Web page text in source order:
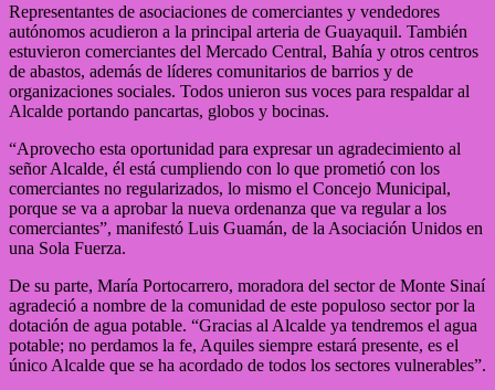
Representantes de asociaciones de comerciantes y vendedores
autónomos acudieron a la principal arteria de Guayaquil. También
estuvieron comerciantes del Mercado Central, Bahía y otros centros
de abastos, además de líderes comunitarios de barrios y de
organizaciones sociales. Todos unieron sus voces para respaldar al
Alcalde portando pancartas, globos y bocinas.
“Aprovecho esta oportunidad para expresar un agradecimiento al
señor Alcalde, él está cumpliendo con lo que prometió con los
comerciantes no regularizados, lo mismo el Concejo Municipal,
porque se va a aprobar la nueva ordenanza que va regular a los
comerciantes”, manifestó Luis Guamán, de la Asociación Unidos en
una Sola Fuerza.
De su parte, María Portocarrero, moradora del sector de Monte Sinaí
agradeció a nombre de la comunidad de este populoso sector por la
dotación de agua potable. “Gracias al Alcalde ya tendremos el agua
potable; no perdamos la fe, Aquiles siempre estará presente, es el
único Alcalde que se ha acordado de todos los sectores vulnerables”.